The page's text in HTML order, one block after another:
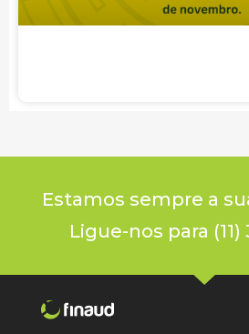
Estamos sempre a
Ligue-nos para (11)